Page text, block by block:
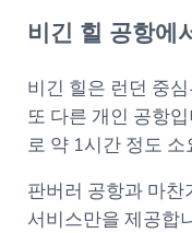
비긴 힐 공항에
비긴 힐은 런던 중
또 다른 개인 공항
로 약 1시간 정도 소
판버러 공항과 마찬
서비스만을 제공합